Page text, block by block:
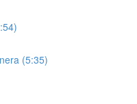
(5:35)